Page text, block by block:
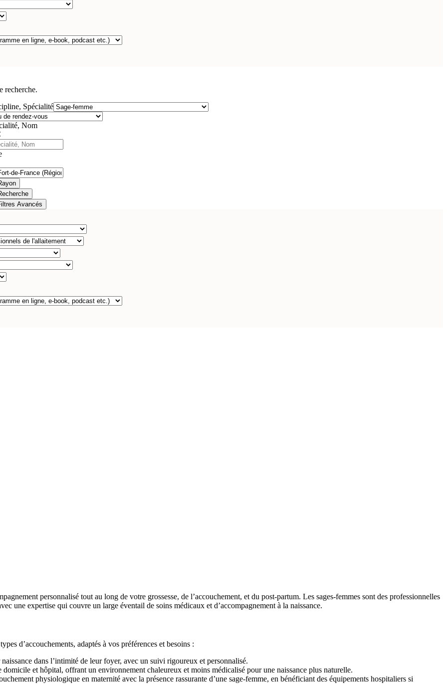
recherche.
Spécialité
Nom
Avancés
personnalisé tout au long de votre grossesse, de l’accouchement, et du post-partum. Les sages-femmes sont des professionnelles
une expertise qui couvre un large éventail de soins médicaux et d’accompagnement à la naissance.
d’accouchements, adaptés à vos préférences et besoins :
dans l’intimité de leur foyer, avec un suivi rigoureux et personnalisé.
domicile et hôpital, offrant un environnement chaleureux et moins médicalisé pour une naissance plus naturelle.
physiologique en maternité avec la présence rassurante d’une sage-femme, en bénéficiant des équipements hospitaliers si